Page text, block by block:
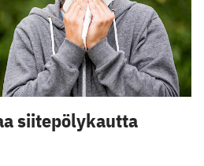
siitepölykautta